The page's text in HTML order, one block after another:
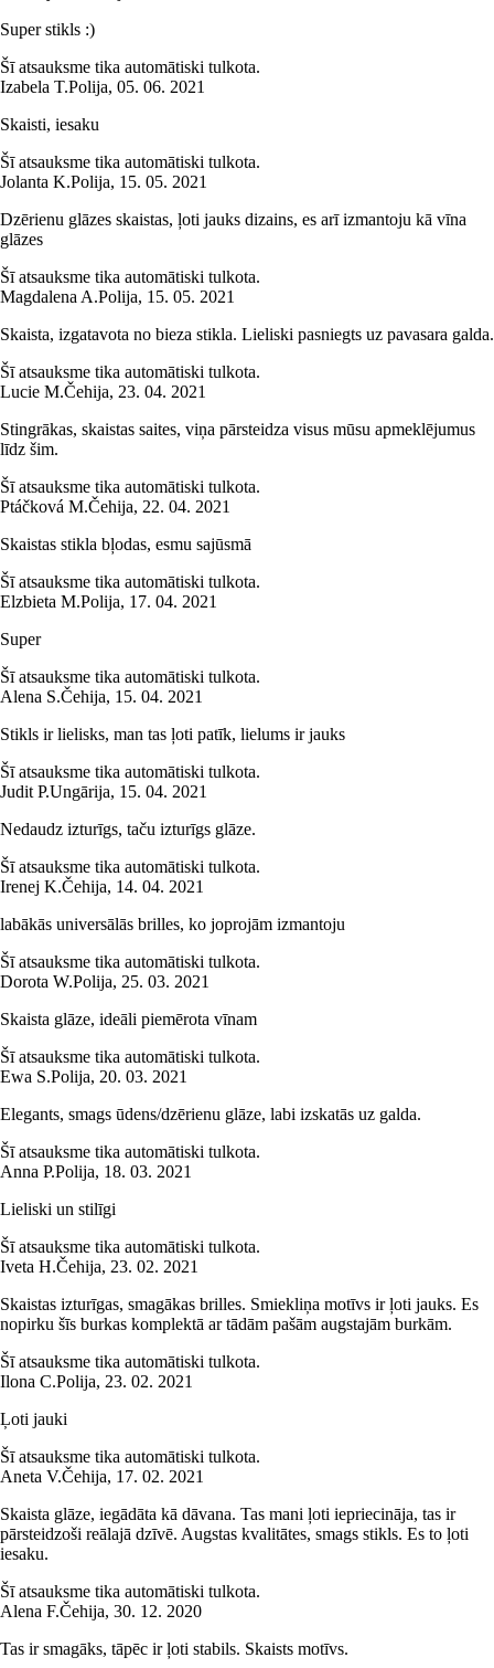
Super stikls :)
Šī atsauksme tika automātiski tulkota.
Izabela T.Polija, 05. 06. 2021
Skaisti, iesaku
Šī atsauksme tika automātiski tulkota.
Jolanta K.Polija, 15. 05. 2021
Dzērienu glāzes skaistas, ļoti jauks dizains, es arī izmantoju kā vīna
glāzes
Šī atsauksme tika automātiski tulkota.
Magdalena A.Polija, 15. 05. 2021
Skaista, izgatavota no bieza stikla. Lieliski pasniegts uz pavasara galda.
Šī atsauksme tika automātiski tulkota.
Lucie M.Čehija, 23. 04. 2021
Stingrākas, skaistas saites, viņa pārsteidza visus mūsu apmeklējumus
līdz šim.
Šī atsauksme tika automātiski tulkota.
Ptáčková M.Čehija, 22. 04. 2021
Skaistas stikla bļodas, esmu sajūsmā
Šī atsauksme tika automātiski tulkota.
Elzbieta M.Polija, 17. 04. 2021
Super
Šī atsauksme tika automātiski tulkota.
Alena S.Čehija, 15. 04. 2021
Stikls ir lielisks, man tas ļoti patīk, lielums ir jauks
Šī atsauksme tika automātiski tulkota.
Judit P.Ungārija, 15. 04. 2021
Nedaudz izturīgs, taču izturīgs glāze.
Šī atsauksme tika automātiski tulkota.
Irenej K.Čehija, 14. 04. 2021
labākās universālās brilles, ko joprojām izmantoju
Šī atsauksme tika automātiski tulkota.
Dorota W.Polija, 25. 03. 2021
Skaista glāze, ideāli piemērota vīnam
Šī atsauksme tika automātiski tulkota.
Ewa S.Polija, 20. 03. 2021
Elegants, smags ūdens/dzērienu glāze, labi izskatās uz galda.
Šī atsauksme tika automātiski tulkota.
Anna P.Polija, 18. 03. 2021
Lieliski un stilīgi
Šī atsauksme tika automātiski tulkota.
Iveta H.Čehija, 23. 02. 2021
Skaistas izturīgas, smagākas brilles. Smiekliņa motīvs ir ļoti jauks. Es
nopirku šīs burkas komplektā ar tādām pašām augstajām burkām.
Šī atsauksme tika automātiski tulkota.
Ilona C.Polija, 23. 02. 2021
Ļoti jauki
Šī atsauksme tika automātiski tulkota.
Aneta V.Čehija, 17. 02. 2021
Skaista glāze, iegādāta kā dāvana. Tas mani ļoti iepriecināja, tas ir
pārsteidzoši reālajā dzīvē. Augstas kvalitātes, smags stikls. Es to ļoti
iesaku.
Šī atsauksme tika automātiski tulkota.
Alena F.Čehija, 30. 12. 2020
Tas ir smagāks, tāpēc ir ļoti stabils. Skaists motīvs.